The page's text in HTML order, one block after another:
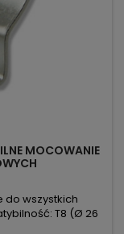
MOCOWANIE
do wszystkich
T8 (Ø 26
Materiał: metal